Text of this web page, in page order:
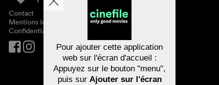
Contact
Mentions légales
Confidentialité des données
Bons-cadeaux
Pour ajouter cette application
web sur l'écran d'accueil :
Appuyez sur le bouton "menu",
puis sur Ajouter sur l'écran